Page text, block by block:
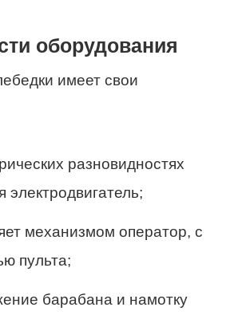
оборудования
имеет свои
разновидностях
электродвигатель;
механизмом оператор, с
пульта;
барабана и намотку